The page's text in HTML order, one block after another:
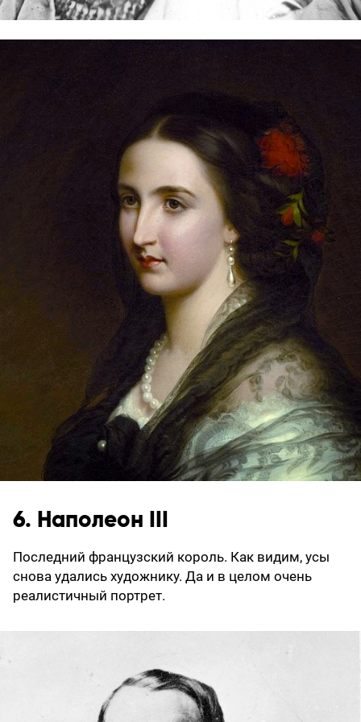
6. Наполеон III
Последний французский король. Как видим, усы
снова удались художнику. Да и в целом очень
реалистичный портрет.